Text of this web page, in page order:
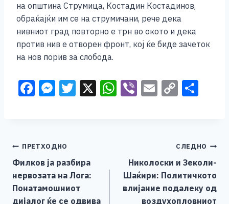
на општина Струмица, Костадин Костадинов,
обраќајќи им се на струмичани, рече дека
нивниот град повторно е трн во окото и дека
против нив е отворен фронт, кој ќе биде зачеток
на нов порив за слобода.
F
b
o
o
M
n
g
er
T X W
p
p
Vi E C
Li
n
k
Навигација
на
напис
ПРЕТХОДНО
Филков ја разбира
нервозата на Лога:
Понатамошниот
дијалог ќе се одвива
СЛЕДНО
Николоски и Зеколи-
Шаќири: Политичкото
влијание подалеку од
воздухопловниот